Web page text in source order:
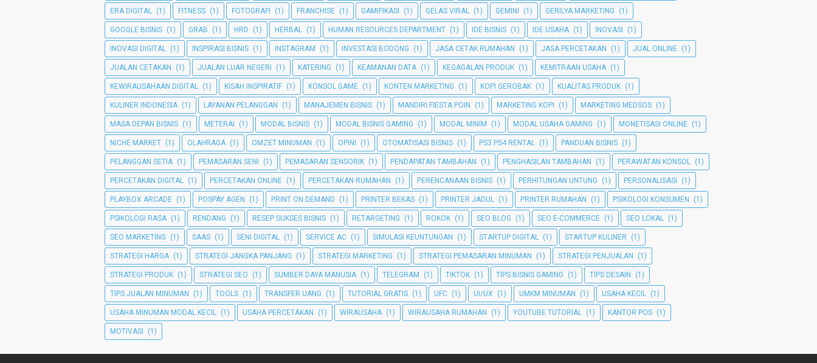
ERA DIGITAL (1) FITNESS (1) FOTOGRAFI (1) FRANCHISE (1) GAMIFIKASI (1) GELAS VIRAL (1) GEMINI (1) GERILYA MARKETING (1)
GOOGLE BISNIS (1) GRAB (1) HRD (1) HERBAL (1) HUMAN RESOURCES DEPARTMENT (1) IDE BISNIS (1) IDE USAHA (1) INOVASI (1)
INOVASI DIGITAL (1) INSPIRASI BISNIS (1) INSTAGRAM (1) INVESTASI BODONG (1) JASA CETAK RUMAHAN (1) JASA PERCETAKAN (1) JUAL ONLINE (1)
JUALAN CETAKAN (1) JUALAN LUAR NEGERI (1) KATERING (1) KEAMANAN DATA (1) KEGAGALAN PRODUK (1) KEMITRAAN USAHA (1)
KEWIRAUSAHAAN DIGITAL (1) KISAH INSPIRATIF (1) KONSOL GAME (1) KONTEN MARKETING (1) KOPI GEROBAK (1) KUALITAS PRODUK (1)
KULINER INDONESIA (1) LAYANAN PELANGGAN (1) MANAJEMEN BISNIS (1) MANDIRI FIESTA POIN (1) MARKETING KOPI (1) MARKETING MEDSOS (1)
MASA DEPAN BISNIS (1) METERAI (1) MODAL BISNIS (1) MODAL BISNIS GAMING (1) MODAL MINIM (1) MODAL USAHA GAMING (1) MONETISASI ONLINE (1)
NICHE MARKET (1) OLAHRAGA (1) OMZET MINUMAN (1) OPINI (1) OTOMATISASI BISNIS (1) PS3 PS4 RENTAL (1) PANDUAN BISNIS (1)
PELANGGAN SETIA (1) PEMASARAN SENI (1) PEMASARAN SENSORIK (1) PENDAPATAN TAMBAHAN (1) PENGHASILAN TAMBAHAN (1) PERAWATAN KONSOL (1)
PERCETAKAN DIGITAL (1) PERCETAKAN ONLINE (1) PERCETAKAN RUMAHAN (1) PERENCANAAN BISNIS (1) PERHITUNGAN UNTUNG (1) PERSONALISASI (1)
PLAYBOX ARCADE (1) POSPAY AGEN (1) PRINT ON DEMAND (1) PRINTER BEKAS (1) PRINTER JADUL (1) PRINTER RUMAHAN (1) PSIKOLOGI KONSUMEN (1)
PSIKOLOGI RASA (1) RENDANG (1) RESEP SUKSES BISNIS (1) RETARGETING (1) ROKOK (1) SEO BLOG (1) SEO E-COMMERCE (1) SEO LOKAL (1)
SEO MARKETING (1) SAAS (1) SENI DIGITAL (1) SERVICE AC (1) SIMULASI KEUNTUNGAN (1) STARTUP DIGITAL (1) STARTUP KULINER (1)
STRATEGI HARGA (1) STRATEGI JANGKA PANJANG (1) STRATEGI MARKETING (1) STRATEGI PEMASARAN MINUMAN (1) STRATEGI PENJUALAN (1)
STRATEGI PRODUK (1) STRATEGI SEO (1) SUMBER DAYA MANUSIA (1) TELEGRAM (1) TIKTOK (1) TIPS BISNIS GAMING (1) TIPS DESAIN (1)
TIPS JUALAN MINUMAN (1) TOOLS (1) TRANSFER UANG (1) TUTORIAL GRATIS (1) UFC (1) UI/UX (1) UMKM MINUMAN (1) USAHA KECIL (1)
USAHA MINUMAN MODAL KECIL (1) USAHA PERCETAKAN (1) WIRAUSAHA (1) WIRAUSAHA RUMAHAN (1) YOUTUBE TUTORIAL (1) KANTOR POS (1)
MOTIVASI (1)